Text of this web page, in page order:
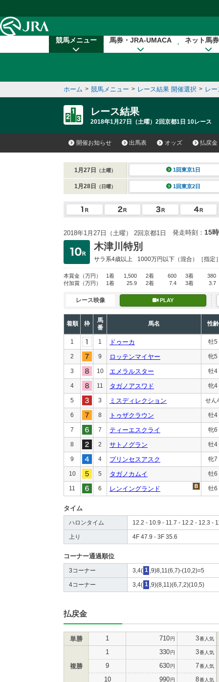
競馬メニュー 馬券・JRA-UMACA ネット馬
ホーム > 競馬メニュー > レース結果 開催選択 > レ
レース結果
2018年1月27日（土曜）2回京都1日 10レース
開催お知らせ 出馬表 オッズ 払戻金
1月27日 （土曜） 1回東京1日
1月28日 （日曜） 1回東京2日
2018年1月27日（土曜） 2回京都1日 発走時刻： 15
木津川特別
サラ系4歳以上 1000万円以下 （混合）［指定
本賞金 （万円） 1着 1,500 2着 600 3着
380
付加賞 （万円） 1着 25.9 2着 7.4 3着 3.7
レース映像 PLAY
着順 枠
馬
番
馬名 性齢
1 1 ドゥーカ 牡5
2 9 ロッテンマイヤー 牝5
3 10 エメラルスター 牡4
4 11 タガノアスワド 牝4
5 3 ミスディレクション せん
6 8 トゥザクラウン 牡4
7 7 ティーエスクライ 牝6
8 2 サトノグラン 牡4
9 4 プリンセスアスク 牝7
10 5 タガノカムイ 牡6
11 6 レンイングランド 牡6
タイム
ハロンタイム 12.2 - 10.9 - 11.7 - 12.2 - 12.3 -
上り 4F 47.9 - 3F 35.6
コーナー通過順位
3コーナー 3,4( 1 ,9)8,11(6,7)-(10,2)=5
4コーナー 3,4( 1 ,9)(8,11)(6,7,2)(10,5)
払戻金
単勝 1 710円 3番人気
複勝
1 330円 3番人気
9 630円 7番人気
10 990円 8番人気